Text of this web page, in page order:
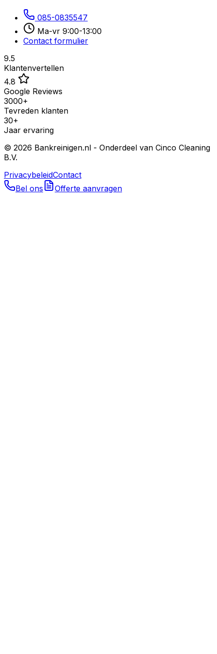
085-0835547
Ma-vr 9:00-13:00
Contact formulier
9.5
Klantenvertellen
4.8
Google Reviews
3000+
Tevreden klanten
30+
Jaar ervaring
© 2026 Bankreinigen.nl - Onderdeel van Cinco Cleaning
B.V.
PrivacybeleidContact
Bel ons
Offerte aanvragen